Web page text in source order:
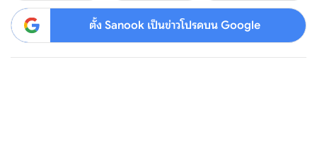
ตั้ง Sanook เป็นข่าวโปรดบน Google